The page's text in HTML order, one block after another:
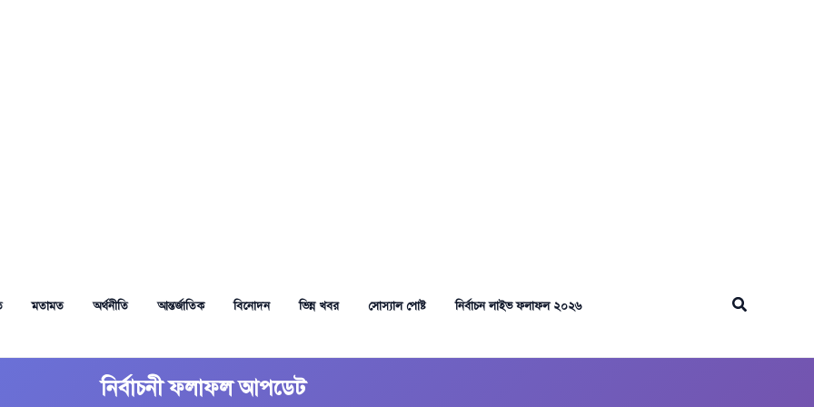
মতামত অর্থনীতি আন্তর্জাতিক বিনোদন ভিন্ন খবর সোস্যাল পোষ্ট নির্বাচন লাইভ ফলাফল ২০২৬ Search
নির্বাচনী ফলাফল আপডেট